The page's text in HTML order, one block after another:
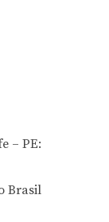
– PE:
Brasil